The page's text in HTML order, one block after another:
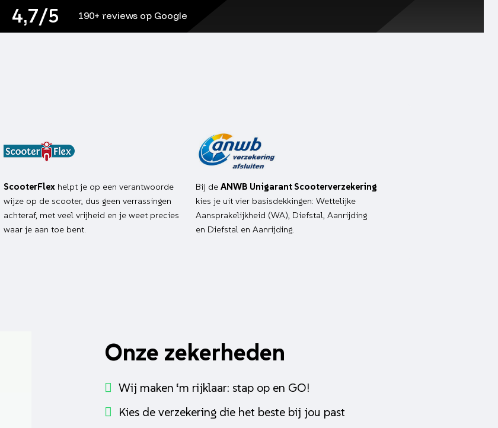
4,7/5 190+ reviews op Google
ScooterFlex helpt je op een verantwoorde
wijze op de scooter, dus geen verrassingen
achteraf, met veel vrijheid en je weet precies
waar je aan toe bent.
Bij de ANWB Unigarant Scooterverzekering
kies je uit vier basisdekkingen: Wettelijke
Aansprakelijkheid (WA), Diefstal, Aanrijding
en Diefstal en Aanrijding.
Onze zekerheden
Wij maken ‘m rijklaar: stap op en GO!
Kies de verzekering die het beste bij jou past